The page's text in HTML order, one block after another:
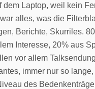
dem Laptop, weil kein
alles, was die
Berichte, Skurriles.
Interesse, 20% aus
vor allem
immer nur so
des